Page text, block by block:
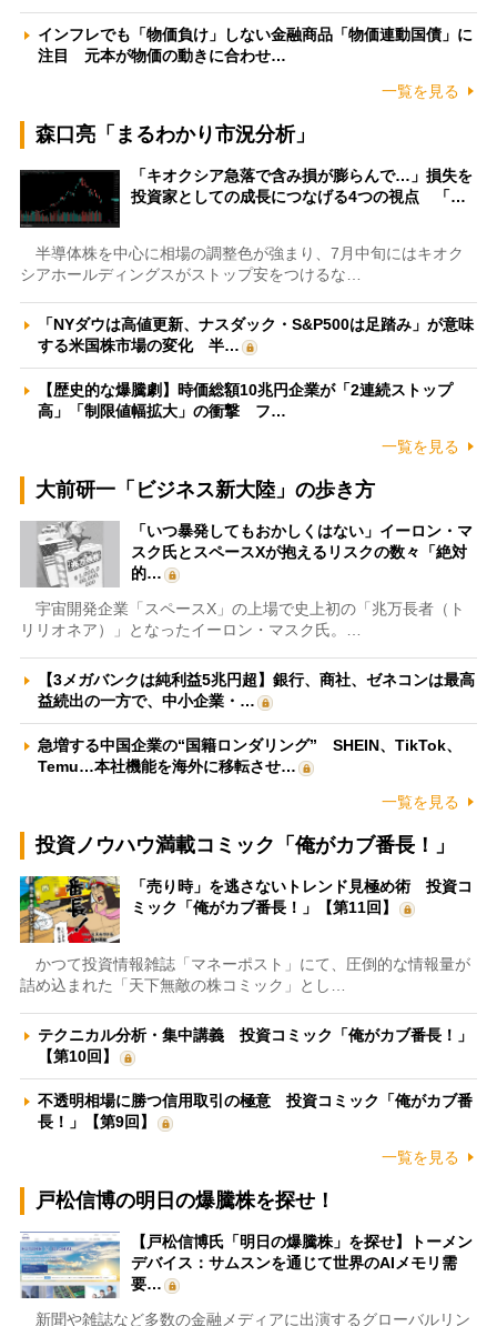
インフレでも「物価負け」しない金融商品「物価連動国債」に
注目 元本が物価の動きに合わせ…
一覧を見る
森口亮「まるわかり市況分析」
「キオクシア急落で含み損が膨らんで…」損失を
投資家としての成長につなげる4つの視点 「…
半導体株を中心に相場の調整色が強まり、7月中旬にはキオク
シアホールディングスがストップ安をつけるな…
「NYダウは高値更新、ナスダック・S&P500は足踏み」が意味
する米国株市場の変化 半…
【歴史的な爆騰劇】時価総額10兆円企業が「2連続ストップ
高」「制限値幅拡大」の衝撃 フ…
一覧を見る
大前研一「ビジネス新大陸」の歩き方
「いつ暴発してもおかしくはない」イーロン・マ
スク氏とスペースXが抱えるリスクの数々「絶対
的…
宇宙開発企業「スペースX」の上場で史上初の「兆万長者（ト
リリオネア）」となったイーロン・マスク氏。…
【3メガバンクは純利益5兆円超】銀行、商社、ゼネコンは最高
益続出の一方で、中小企業・…
急増する中国企業の“国籍ロンダリング” SHEIN、TikTok、
Temu…本社機能を海外に移転させ…
一覧を見る
投資ノウハウ満載コミック「俺がカブ番長！」
「売り時」を逃さないトレンド見極め術 投資コ
ミック「俺がカブ番長！」【第11回】
かつて投資情報雑誌「マネーポスト」にて、圧倒的な情報量が
詰め込まれた「天下無敵の株コミック」とし…
テクニカル分析・集中講義 投資コミック「俺がカブ番長！」
【第10回】
不透明相場に勝つ信用取引の極意 投資コミック「俺がカブ番
長！」【第9回】
一覧を見る
戸松信博の明日の爆騰株を探せ！
【戸松信博氏「明日の爆騰株」を探せ】トーメン
デバイス：サムスンを通じて世界のAIメモリ需
要…
新聞や雑誌など多数の金融メディアに出演するグローバルリン